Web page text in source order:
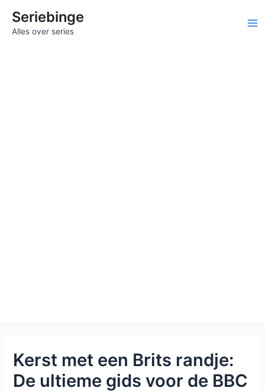
naarSeriebinge
Alles over series
Kerst met een Brits randje:
De ultieme gids voor de BBC